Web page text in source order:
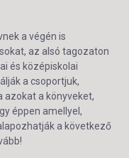
a végén is
az alsó tagozaton
és középiskolai
a csoportjuk,
azokat a könyveket,
éppen amellyel,
a következő